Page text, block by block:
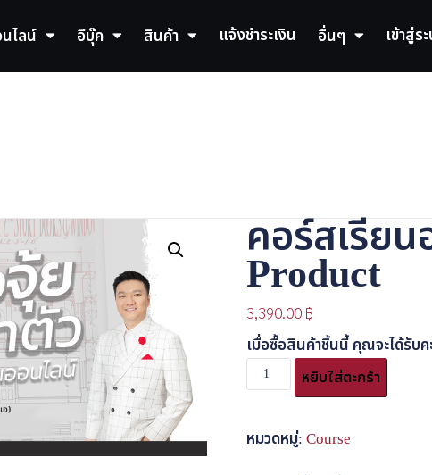
ไลน์ อีบุ๊ค สินค้า แจ้งชำระเงิน อื่นๆ เข้าสู่ร
คอร์สเรียน
Product
3,390.00 ฿
เมื่อซื้อสินค้าชิ้นนี้ คุณจะได้รับ
จำนวน
คอร์ส
ฮ
หยิบใส่ตะกร้า
หมวดหมู่:Course